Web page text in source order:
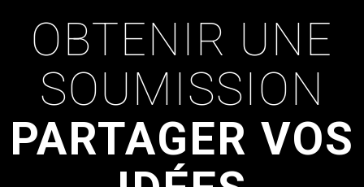
OBTENIR UNE
SOUMISSION
PARTAGER VOS